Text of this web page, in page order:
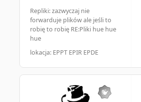
Repliki: zazwyczaj nie
forwarduje plików ale jeśli to
robię to robię RE:Pliki hue hue
hue
lokacja: EPPT EPIR EPDE